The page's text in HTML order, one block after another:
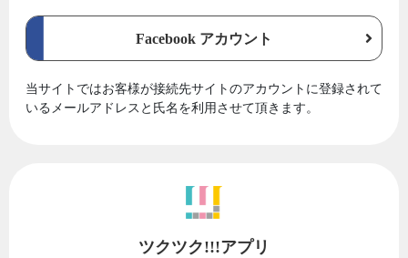
Facebook アカウント
当サイトではお客様が接続先サイトのアカウントに登録されて
いるメールアドレスと氏名を利用させて頂きます。
ツクツク!!!アプリ